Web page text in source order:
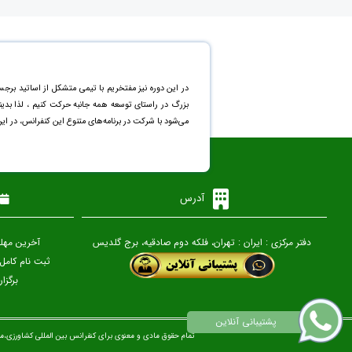
در این دوره نیز مفتخریم با تیمی متشکل از اساتید
بزرگ در راستای توسعه همه جانبه حرکت کنیم ، لذا
می‌شود با شرکت در برنامه‌های متنوع این کنفرانس، در
آدرس
دفتر مرکزی : ایران : تهران، فلکه دوم صادقیه، برج گلدیس
آخرین مهلت
ثبت نام کامل
تمام حقوق مادی و معنوی برای کنفرانس بین المللی